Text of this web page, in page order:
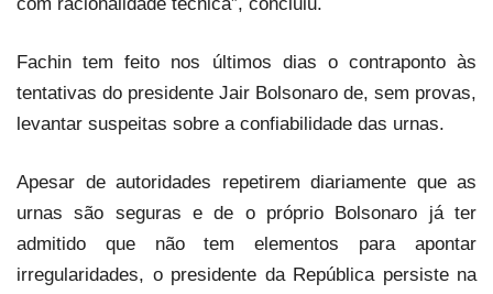
Fachin tem feito nos últimos dias o contraponto às
tentativas do presidente Jair Bolsonaro de, sem provas,
levantar suspeitas sobre a confiabilidade das urnas.
Apesar de autoridades repetirem diariamente que as
urnas são seguras e de o próprio Bolsonaro já ter
admitido que não tem elementos para apontar
irregularidades, o presidente da República persiste na